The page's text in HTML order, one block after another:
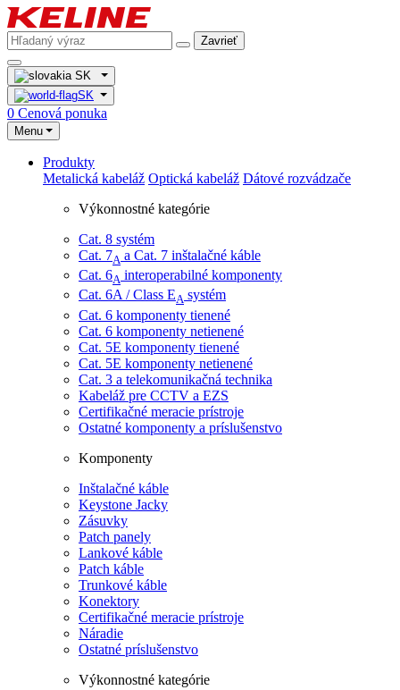
Zavrieť
SK
SK
0 Cenová ponuka
Menu
Produkty
Metalická kabeláž Optická kabeláž Dátové rozvádzače
Výkonnostné kategórie
Cat. 8 systém
Cat. 7A ​ a Cat. 7 inštalačné káble
Cat. 6A interoperabilné komponenty
Cat. 6A / Class EA systém
Cat. 6 komponenty tienené
Cat. 6 komponenty netienené
Cat. 5E komponenty tienené
Cat. 5E komponenty netienené
Cat. 3 a telekomunikačná technika
Kabeláž pre CCTV a EZS
Certifikačné meracie prístroje
Ostatné komponenty a príslušenstvo
Komponenty
Inštalačné káble
Keystone Jacky
Zásuvky
Patch panely
Lankové káble
Patch káble
Trunkové káble
Konektory
Certifikačné meracie prístroje
Náradie
Ostatné príslušenstvo
Výkonnostné kategórie